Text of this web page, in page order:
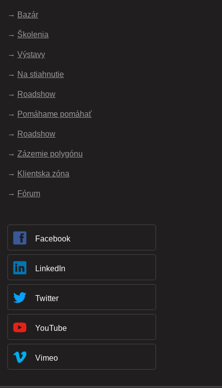
Bazár
Školenia
Výstavy
Na stiahnutie
Roadshow
Pomáhame pomáhať
Roadshow
Zázemie polygónu
Klientska zóna
Fórum
Facebook
LinkedIn
Twitter
YouTube
Vimeo